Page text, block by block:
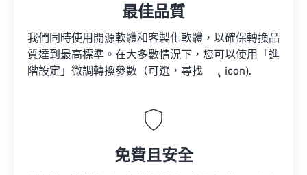
最佳品質
我們同時使用開源軟體和客製化軟體，以確保轉換品
質達到最高標準。在大多數情況下，您可以使用「進
階設定」微調轉換參數（可選，尋找
icon).
免費且安全